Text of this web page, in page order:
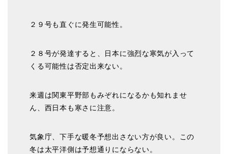
２９号も直ぐに発生可能性。
２８号が発達すると、日本に強烈な寒気が入って
くる可能性は否定出来ない。
来週は関東平野部もみぞれになるかも知れませ
ん、西日本も寒さに注意。
気象庁、下手な暖冬予想出さない方が良い。この
冬は太平洋側は予想通りにならない。